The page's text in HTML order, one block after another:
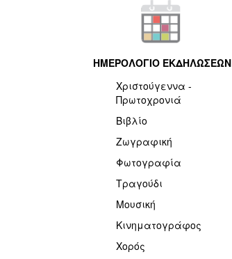
ΗΜΕΡΟΛΟΓΙΟ ΕΚΔΗΛΩΣΕΩΝ
Χριστούγεννα -
Πρωτοχρονιά
Βιβλίο
Ζωγραφική
Φωτογραφία
Τραγούδι
Μουσική
Κινηματογράφος
Χορός